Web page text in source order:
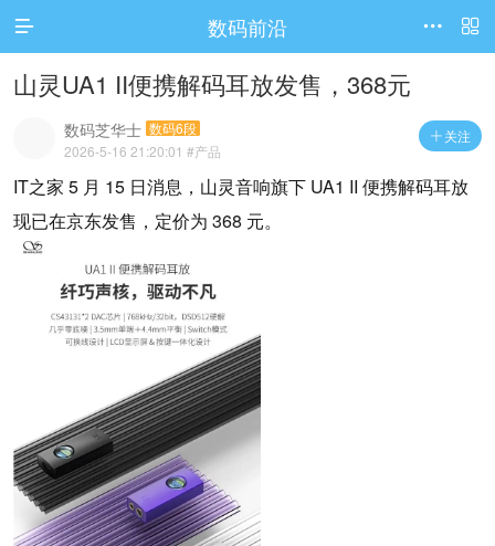
访问电脑版
 数码前沿 

山灵UA1 II便携解码耳放发售，368元
 关注
数码芝华士 数码6段
2026-5-16 21:20:01 #产品
IT之家 5 月 15 日消息，山灵音响旗下 UA1 II 便携解码耳放
现已在京东发售，定价为 368 元。